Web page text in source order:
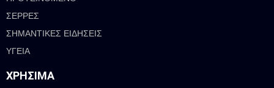
ΣΕΡΡΕΣ
ΣΗΜΑΝΤΙΚΕΣ ΕΙΔΗΣΕΙΣ
ΥΓΕΙΑ
ΧΡΉΣΙΜΑ